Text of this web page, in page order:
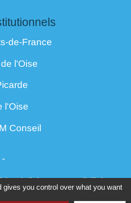
de-France
l'Oise
l'Oise
Conseil
-
- Accessibilité -
you control over what you want